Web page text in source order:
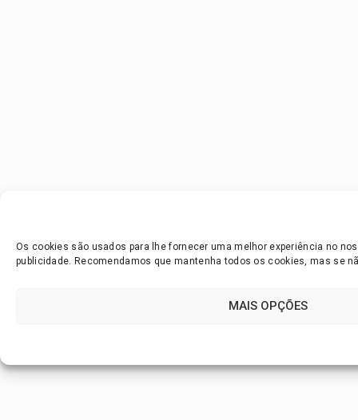
Os cookies são usados para lhe fornecer uma melhor experiência no
publicidade. Recomendamos que mantenha todos os cookies, mas se
MAIS OPÇÕES